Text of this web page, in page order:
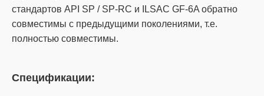
стандартов API SP / SP-RC и ILSAC GF-6A обратно
совместимы с предыдущими поколениями, т.е.
полностью совместимы.
Спецификации: